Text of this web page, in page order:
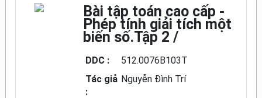
Bài tập toán cao cấp -
Phép tính giải tích một
biến số.Tập 2 /
DDC :
512.0076B103T
Tác giả
:
Nguyễn Đình Trí